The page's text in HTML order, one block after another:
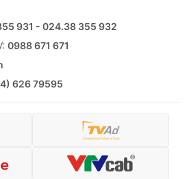
931 - 024.38 355 932
0988 671 671
626 79595